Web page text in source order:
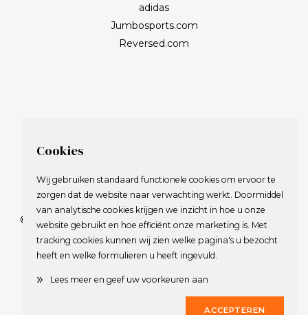
adidas
Jumbosports.com
Reversed.com
© 2009-2023 Nederlandse Vereniging van Golfspelende
Journalisten.
Alle rechten voorbehouden.
Privacy Statement
Deze website werd gerealiseerd doorDirk
Cookies
Wij gebruiken standaard functionele cookies om ervoor te
zorgen dat de website naar verwachting werkt. Doormiddel
van analytische cookies krijgen we inzicht in hoe u onze
website gebruikt en hoe efficiënt onze marketing is. Met
tracking cookies kunnen wij zien welke pagina's u bezocht
heeft en welke formulieren u heeft ingevuld.
» Lees meer en geef uw voorkeuren aan
ACCEPTEREN